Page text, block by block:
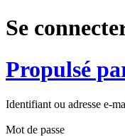
Se
Propulsé
Identifiant ou adresse e-
Mot de passe